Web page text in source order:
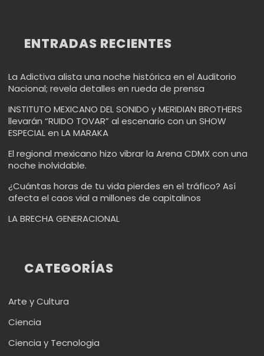
ENTRADAS RECIENTES
La Adictiva alista una noche histórica en el Auditorio
Nacional; revela detalles en rueda de prensa
INSTITUTO MEXICANO DEL SONIDO y MERIDIAN BROTHERS
llevarán “RUIDO TOVAR” al escenario con un SHOW
ESPECIAL en LA MARAKA
El regional mexicano hizo vibrar la Arena CDMX con una
noche inolvidable.
¿Cuántas horas de tu vida pierdes en el tráfico? Así
afecta el caos vial a millones de capitalinos
LA BRECHA GENERACIONAL
CATEGORÍAS
Arte y Cultura
Ciencia
Ciencia y Tecnologia